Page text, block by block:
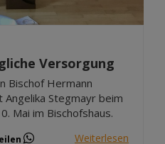
Versorgung
Bischof Hermann
Stegmayr beim
Mai im Bischofshaus.
Weiterlesen